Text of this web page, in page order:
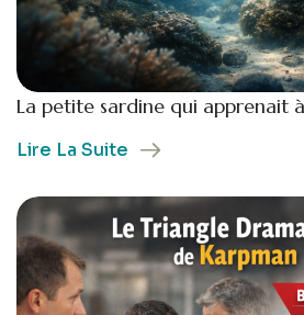
La petite sardine qui apprenait
Lire La Suite